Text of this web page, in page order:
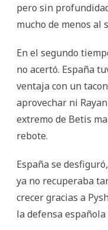
pero sin
mucho de menos al
En el segundo
no acertó. España
ventaja con un
aprovechar ni
extremo de Betis
rebote.
España se
ya no recuperaba
crecer gracias a
la defensa